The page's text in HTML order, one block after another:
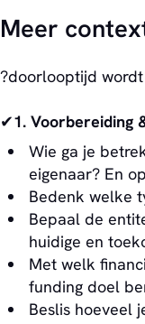
Meer
?doorlooptijd
✔1. Voorbereiding
Wie ga je
eigenaar? En
Bedenk welke
Bepaal de
huidige en
Met welk
funding doel
Beslis hoeveel